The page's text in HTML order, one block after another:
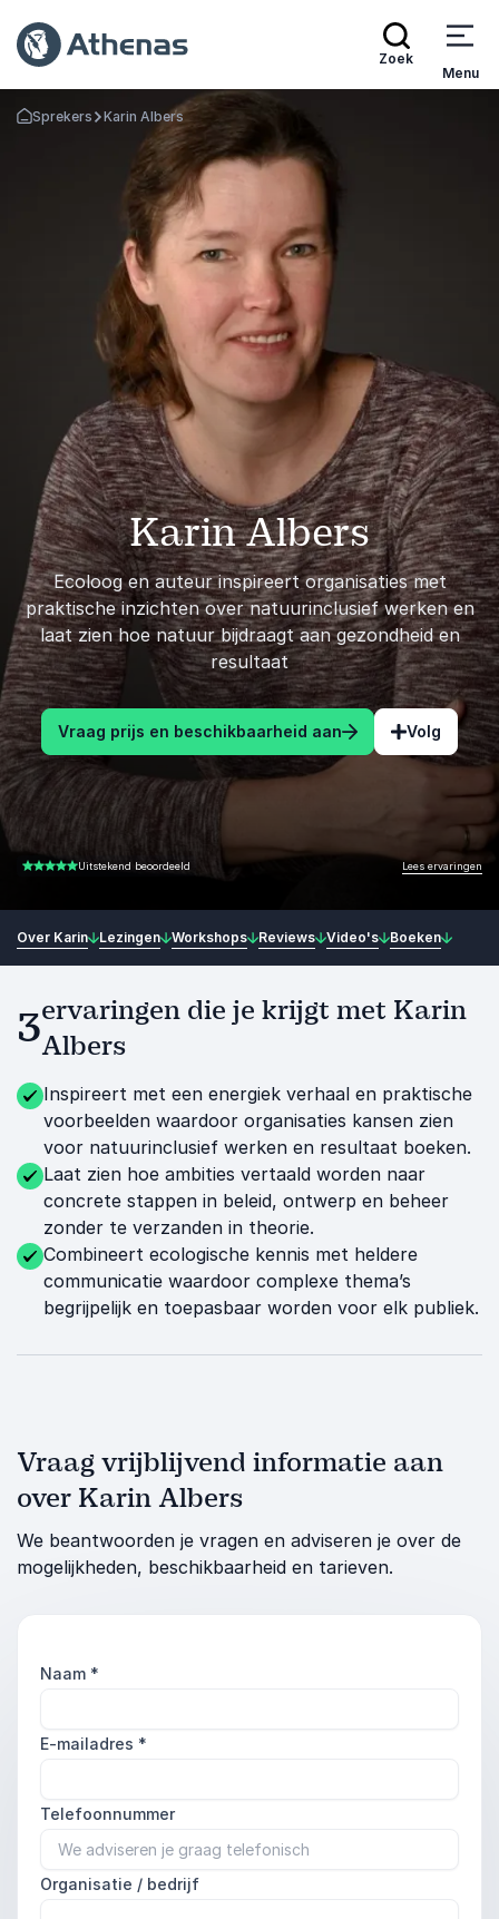
Zoek
Menu
Terug naar de startpagina
Sprekers Karin Albers
Karin Albers
Ecoloog en auteur inspireert organisaties met
praktische inzichten over natuurinclusief werken en
laat zien hoe natuur bijdraagt aan gezondheid en
resultaat
Vraag prijs en beschikbaarheid aan Volg
5.00 van 5 Uitstekend beoordeeld Lees ervaringen
Over Karin Lezingen Workshops Reviews Video's Boeken
3ervaringen die je krijgt met Karin
Albers
Inspireert met een energiek verhaal en praktische
voorbeelden waardoor organisaties kansen zien
voor natuurinclusief werken en resultaat boeken.
Laat zien hoe ambities vertaald worden naar
concrete stappen in beleid, ontwerp en beheer
zonder te verzanden in theorie.
Combineert ecologische kennis met heldere
communicatie waardoor complexe thema’s
begrijpelijk en toepasbaar worden voor elk publiek.
Vraag vrijblijvend informatie aan
over Karin Albers
We beantwoorden je vragen en adviseren je over de
mogelijkheden, beschikbaarheid en tarieven.
Naam *
E-mailadres *
Telefoonnummer
Organisatie / bedrijf